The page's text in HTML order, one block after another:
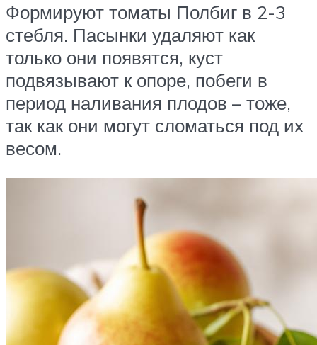
Формируют томаты Полбиг в 2-3
стебля. Пасынки удаляют как
только они появятся, куст
подвязывают к опоре, побеги в
период наливания плодов – тоже,
так как они могут сломаться под их
весом.